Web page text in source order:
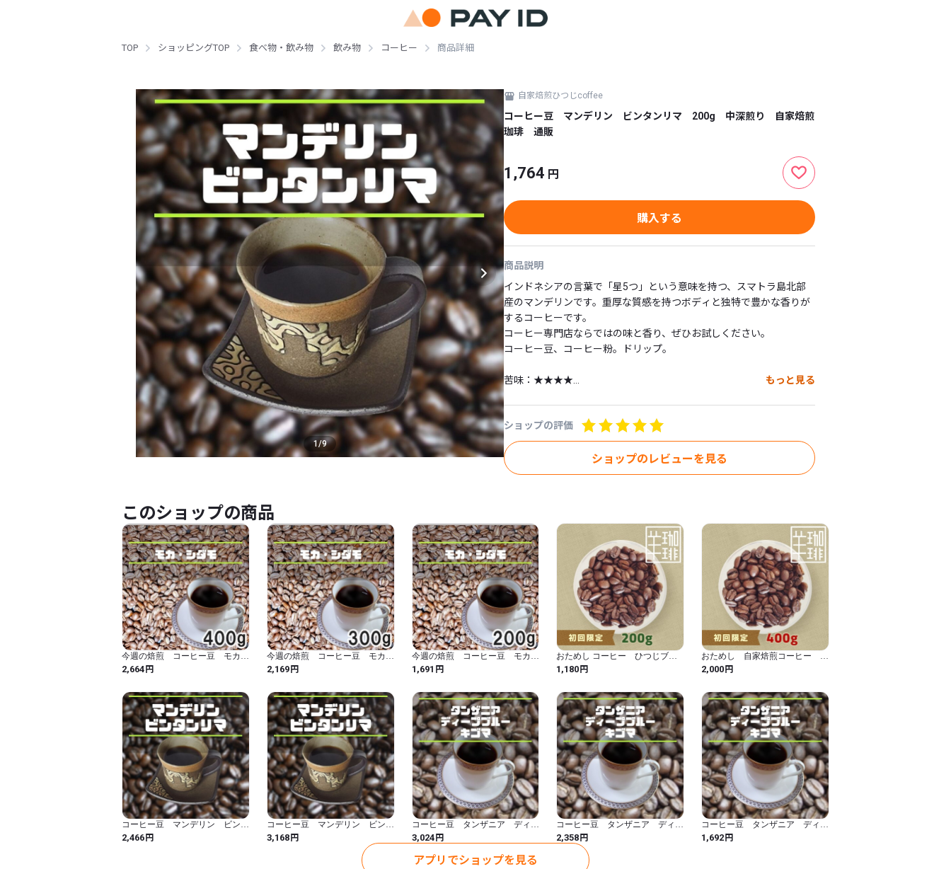
TOP ショッピングTOP 食べ物・飲み物 飲み物 コーヒー 商品詳細
1/9
自家焙煎ひつじcoffee
コーヒー豆 マンデリン ビンタンリマ 200g 中深煎り 自家焙煎
珈琲 通販
1,764 円
購入する
商品説明
インドネシアの言葉で「星5つ」という意味を持つ、スマトラ島北部
産のマンデリンです。重厚な質感を持つボディと独特で豊かな香りが
するコーヒーです。
コーヒー専門店ならではの味と香り、ぜひお試しください。
コーヒー豆、コーヒー粉。ドリップ。
苦味：★★★★
香り：★★★★★★
中深煎り珈琲
珈琲豆の採れる木からして、特別です！！
インドネシア・スマトラ島北部、リントン・ニ・フタ、パラギンナン
地区の指定農家の中の「ビンタンリマの原料が取れる木（！！）から
だけ収穫されます！
トバ湖南南西に位置する地区で採れます。
樹木の根付きもしっかりしています。
収穫されたばかりの豆。見慣れない色ですね！　ある意味、珈琲らし
くない…
この後、乾燥・果肉除去・脱穀・乾燥といった作業に入ります。
通常マンデリンを含めコーヒーの木の寿命は15、6年といわれる中、
ビンタンリマはなんと、３０～４０年！！
中には７０年近い木もあるそうです！！！
現地での品質管理、選別工程も通常のマンデリンG1クラスの３倍の厳
しさで行われています。
つまりマンデリンG1が全量に対しエラー豆を10％排除するならビンタ
ンリマは30％排除するという厳しさ！　豆の特質が上回るだけでな
く、品質もさらなる高みを目指しているわけです！
さらに、ひつじcoffeeでも私の目で、３回にわたり厳密かつ繊細な選
別が行われます！　エラー豆など入る余地がない！！
もっと見る
ショップの評価
ショップのレビューを見る
このショップの商品
今週の焙煎 コーヒー豆 モカ
シダモ 400ｇ 自家焙煎珈琲
中煎り
2,664円
今週の焙煎 コーヒー豆 モカ
シダモ 300ｇ 自家焙煎珈琲
中煎り
2,169円
今週の焙煎 コーヒー豆 モカ
シダモ 200ｇ 自家焙煎珈琲
中煎り
1,691 円
おためし コーヒー ひつじブレ
ンド・コリデール200ｇ 自家焙
煎 初回限定
1,180円
おためし 自家焙煎コーヒー ひ
つじブレンド・コリデール400
ｇ 初回限定
2,000円
コーヒー豆 マンデリン ビンタ
ンリマ 300g 中深煎り 自家焙
煎珈琲 通販
2,466円
コーヒー豆 マンデリン ビンタ
ンリマ 400g 中深煎り 自家焙
煎珈琲 通販
3,168円
コーヒー豆 タンザニア ディー
プブルー キゴマ 400ｇ 自家
焙煎珈琲 中煎り
3,024円
コーヒー豆 タンザニア ディー
プブルー キゴマ 300ｇ 自家
焙煎珈琲 中煎り
2,358円
コーヒー豆 タンザニア ディー
プブルー キゴマ 200ｇ 自家
焙煎 中煎り
1,692円
アプリでショップを見る